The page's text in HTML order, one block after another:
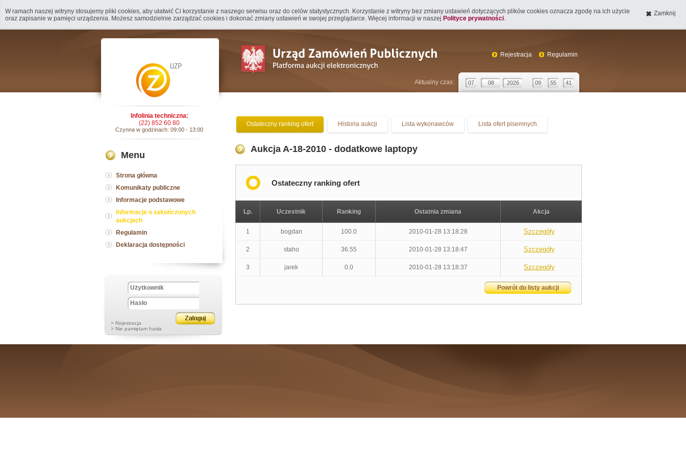
W ramach naszej witryny stosujemy pliki cookies, aby ułatwić Ci korzystanie z naszego serwisu oraz do celów statystycznych. Korzystanie z witryny bez zmiany ustawień dotyczących plików cookies oznacza zgodę na ich użycie
oraz zapisanie w pamięci urządzenia. Możesz samodzielnie zarządzać cookies i dokonać zmiany ustawień w swojej przeglądarce. Więcej informacji w naszej Polityce prywatności.
Zamknij
Rejestracja Regulamin
Aktualny czas: 07 08 2026 09 55 41
Ostateczny ranking ofert Historia aukcji Lista wykonawców Lista ofert pisemnych
Aukcja A-18-2010 - dodatkowe laptopy
Ostateczny ranking ofert
Lp. Uczestnik Ranking Ostatnia zmiana Akcja
1 bogdan 100.0 2010-01-28 13:18:28 Szczegóły
2 staho 36.55 2010-01-28 13:18:47 Szczegóły
3 jarek 0.0 2010-01-28 13:18:37 Szczegóły
Powrót do listy aukcji
Infolinia techniczna:
(22) 852 60 80
Czynna w godzinach: 09:00 - 13:00
Menu
Strona główna
Komunikaty publiczne
Informacje podstawowe
Informacje o zakończonych
aukcjach
Regulamin
Deklaracja dostępności
> Rejestracja
> Nie pamiętam hasła